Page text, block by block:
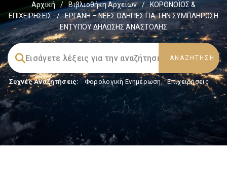
Αρχική / Βιβλιοθήκη Αρχείων /
ΚΟΡΟΝΟΪΟΣ &
ΕΠΙΧΕΙΡΗΣΕΙΣ
/
ΕΡΓΑΝΗ – ΝΕΕΣ ΟΔΗΓΙΕΣ ΓΙΑ ΤΗΝ ΣΥΜΠΛΗΡΩΣΗ
ΕΝΤΥΠΟΥ ΔΗΛΩΣΗΣ ΑΝΑΣΤΟΛΗΣ
Συχνές Αναζητήσεις: Φορολογικη Ενημέρωση, Επιχειρήσεις